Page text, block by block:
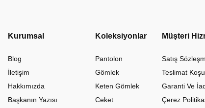
Kurumsal
Blog
İletişim
Hakkımızda
Başkanın Yazısı
Koleksiyonlar
Pantolon
Gömlek
Keten Gömlek
Ceket
Müşteri
Satış
Teslimat
Garanti Ve
Çerez